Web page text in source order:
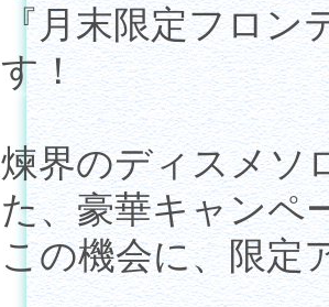
『月末限定フロ
す！
煉界のディスメ
た、豪華キャンペ
この機会に、限定